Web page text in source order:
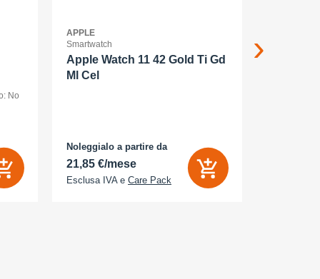
No
APPLE
Smartwatch
Apple Watch 11 42 Gold Ti Gd
Ml Cel
Noleggialo a partire da
21,85 €/mese
Esclusa IVA e Care Pack